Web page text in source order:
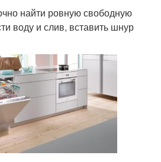
найти ровную свободную
воду и слив, вставить шнур